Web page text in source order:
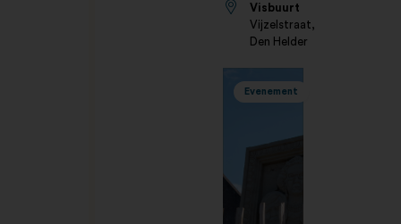
Visbuurt
Vijzelstraat,
Den Helder
Evenement